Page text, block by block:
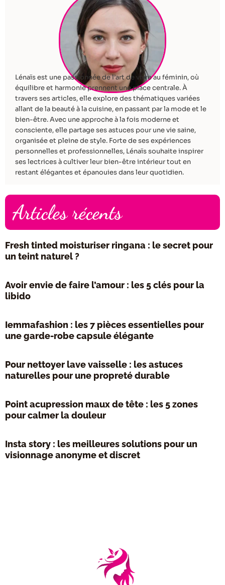
Lénaïs est une passionnée de l’art de vivre au féminin, où
équilibre et harmonie prennent une place centrale. À
travers ses articles, elle explore des thématiques variées
allant de la beauté à la cuisine, en passant par la mode et le
bien-être. Avec une approche à la fois moderne et
consciente, elle partage ses astuces pour une vie saine,
organisée et pleine de style. Forte de ses expériences
personnelles et professionnelles, Lénaïs souhaite inspirer
ses lectrices à cultiver leur bien-être intérieur tout en
restant élégantes et épanouies dans leur quotidien.
Articles récents
Fresh tinted moisturiser ringana : le secret pour
un teint naturel ?
Avoir envie de faire l’amour : les 5 clés pour la
libido
Iemmafashion : les 7 pièces essentielles pour
une garde-robe capsule élégante
Pour nettoyer lave vaisselle : les astuces
naturelles pour une propreté durable
Point acupression maux de tête : les 5 zones
pour calmer la douleur
Insta story : les meilleures solutions pour un
visionnage anonyme et discret